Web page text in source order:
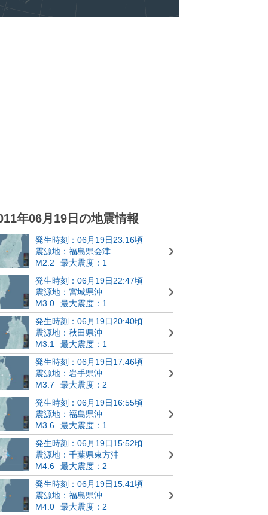
年06月19日の地震情報
発生時刻：06月19日23:16頃
震源地：福島県会津
M2.2
最大震度：1
発生時刻：06月19日22:47頃
震源地：宮城県沖
M3.0
最大震度：1
発生時刻：06月19日20:40頃
震源地：秋田県沖
M3.1
最大震度：1
発生時刻：06月19日17:46頃
震源地：岩手県沖
M3.7
最大震度：2
発生時刻：06月19日16:55頃
震源地：福島県沖
M3.6
最大震度：1
発生時刻：06月19日15:52頃
震源地：千葉県東方沖
M4.6
最大震度：2
発生時刻：06月19日15:41頃
震源地：福島県沖
M4.0
最大震度：2